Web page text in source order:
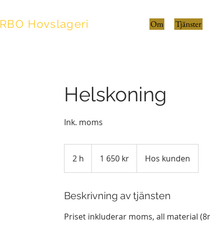
RBO Hovslageri Om Tjänster
Helskoning
Ink. moms
2 h
h
kronor1 650 kr Hos kunden
Beskrivning av tjänsten
Priset inkluderar moms, all material